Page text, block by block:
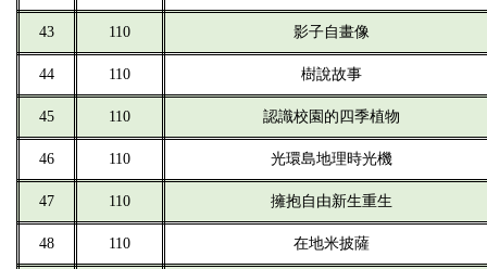
43 110 影子自畫像
44 110 樹說故事
45 110 認識校園的四季植物
46 110 光環島地理時光機
47 110 擁抱自由新生重生
48 110 在地米披薩